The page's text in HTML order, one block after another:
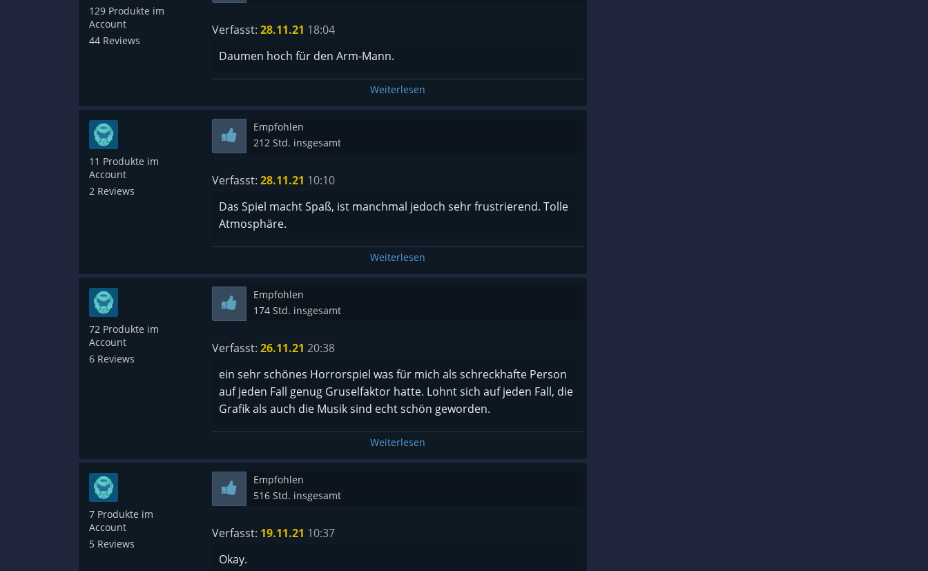
129 Produkte im
Account
44 Reviews
Verfasst: 28.11.21 18:04
Daumen hoch für den Arm-Mann.
Weiterlesen
11 Produkte im
Account
2 Reviews
Empfohlen
212 Std. insgesamt
Verfasst: 28.11.21 10:10
Das Spiel macht Spaß, ist manchmal jedoch sehr frustrierend. Tolle
Atmosphäre.
Weiterlesen
72 Produkte im
Account
6 Reviews
Empfohlen
174 Std. insgesamt
Verfasst: 26.11.21 20:38
ein sehr schönes Horrorspiel was für mich als schreckhafte Person
auf jeden Fall genug Gruselfaktor hatte. Lohnt sich auf jeden Fall, die
Grafik als auch die Musik sind echt schön geworden.
Weiterlesen
7 Produkte im
Account
5 Reviews
Empfohlen
516 Std. insgesamt
Verfasst: 19.11.21 10:37
Okay.